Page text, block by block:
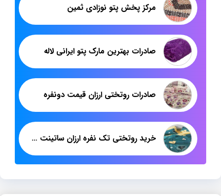
مرکز پخش پتو نوزادی ثمین
صادرات بهترین مارک پتو ایرانی لاله
صادرات روتختی ارزان قیمت دونفره
خرید روتختی تک نفره ارزان ساتینت پنبه